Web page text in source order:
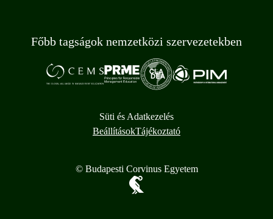
Főbb tagságok nemzetközi szervezetekben
Süti és Adatkezelés
BeállításokTájékoztató
© Budapesti Corvinus Egyetem